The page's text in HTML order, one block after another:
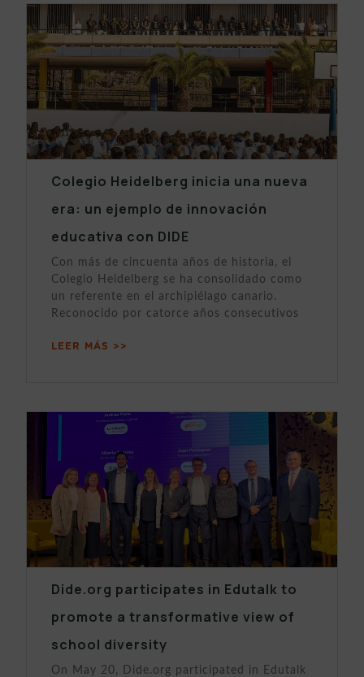
Colegio Heidelberg inicia una nueva
era: un ejemplo de innovación
educativa con DIDE
Con más de cincuenta años de historia, el
Colegio Heidelberg se ha consolidado como
un referente en el archipiélago canario.
Reconocido por catorce años consecutivos
LEER MÁS >>
Dide.org participates in Edutalk to
promote a transformative view of
school diversity
On May 20, Dide.org participated in Edutalk